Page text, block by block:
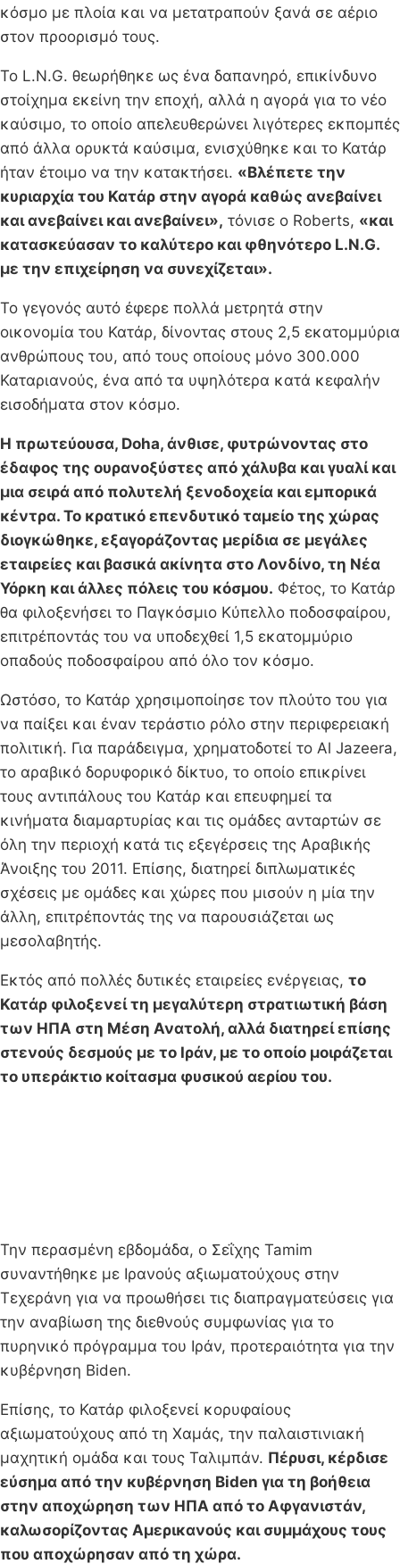
κόσμο με πλοία και να μετατραπούν ξανά σε αέριο
στον προορισμό τους.
Το L.N.G. θεωρήθηκε ως ένα δαπανηρό, επικίνδυνο
στοίχημα εκείνη την εποχή, αλλά η αγορά για το νέο
καύσιμο, το οποίο απελευθερώνει λιγότερες εκπομπές
από άλλα ορυκτά καύσιμα, ενισχύθηκε και το Κατάρ
ήταν έτοιμο να την κατακτήσει. «Βλέπετε την
κυριαρχία του Κατάρ στην αγορά καθώς ανεβαίνει
και ανεβαίνει και ανεβαίνει», τόνισε ο Roberts, «και
κατασκεύασαν το καλύτερο και φθηνότερο L.N.G.
με την επιχείρηση να συνεχίζεται».
Το γεγονός αυτό έφερε πολλά μετρητά στην
οικονομία του Κατάρ, δίνοντας στους 2,5 εκατομμύρια
ανθρώπους του, από τους οποίους μόνο 300.000
Καταριανούς, ένα από τα υψηλότερα κατά κεφαλήν
εισοδήματα στον κόσμο.
Η πρωτεύουσα, Doha, άνθισε, φυτρώνοντας στο
έδαφος της ουρανοξύστες από χάλυβα και γυαλί και
μια σειρά από πολυτελή ξενοδοχεία και εμπορικά
κέντρα. Το κρατικό επενδυτικό ταμείο της χώρας
διογκώθηκε, εξαγοράζοντας μερίδια σε μεγάλες
εταιρείες και βασικά ακίνητα στο Λονδίνο, τη Νέα
Υόρκη και άλλες πόλεις του κόσμου. Φέτος, το Κατάρ
θα φιλοξενήσει το Παγκόσμιο Κύπελλο ποδοσφαίρου,
επιτρέποντάς του να υποδεχθεί 1,5 εκατομμύριο
οπαδούς ποδοσφαίρου από όλο τον κόσμο.
Ωστόσο, το Κατάρ χρησιμοποίησε τον πλούτο του για
να παίξει και έναν τεράστιο ρόλο στην περιφερειακή
πολιτική. Για παράδειγμα, χρηματοδοτεί το Al Jazeera,
το αραβικό δορυφορικό δίκτυο, το οποίο επικρίνει
τους αντιπάλους του Κατάρ και επευφημεί τα
κινήματα διαμαρτυρίας και τις ομάδες ανταρτών σε
όλη την περιοχή κατά τις εξεγέρσεις της Αραβικής
Άνοιξης του 2011. Επίσης, διατηρεί διπλωματικές
σχέσεις με ομάδες και χώρες που μισούν η μία την
άλλη, επιτρέποντάς της να παρουσιάζεται ως
μεσολαβητής.
Εκτός από πολλές δυτικές εταιρείες ενέργειας, το
Κατάρ φιλοξενεί τη μεγαλύτερη στρατιωτική βάση
των ΗΠΑ στη Μέση Ανατολή, αλλά διατηρεί επίσης
στενούς δεσμούς με το Ιράν, με το οποίο μοιράζεται
το υπεράκτιο κοίτασμα φυσικού αερίου του.
Την περασμένη εβδομάδα, ο Σεΐχης Tamim
συναντήθηκε με Ιρανούς αξιωματούχους στην
Τεχεράνη για να προωθήσει τις διαπραγματεύσεις για
την αναβίωση της διεθνούς συμφωνίας για το
πυρηνικό πρόγραμμα του Ιράν, προτεραιότητα για την
κυβέρνηση Biden.
Επίσης, το Κατάρ φιλοξενεί κορυφαίους
αξιωματούχους από τη Χαμάς, την παλαιστινιακή
μαχητική ομάδα και τους Ταλιμπάν. Πέρυσι, κέρδισε
εύσημα από την κυβέρνηση Biden για τη βοήθεια
στην αποχώρηση των ΗΠΑ από το Αφγανιστάν,
καλωσορίζοντας Αμερικανούς και συμμάχους τους
που αποχώρησαν από τη χώρα.